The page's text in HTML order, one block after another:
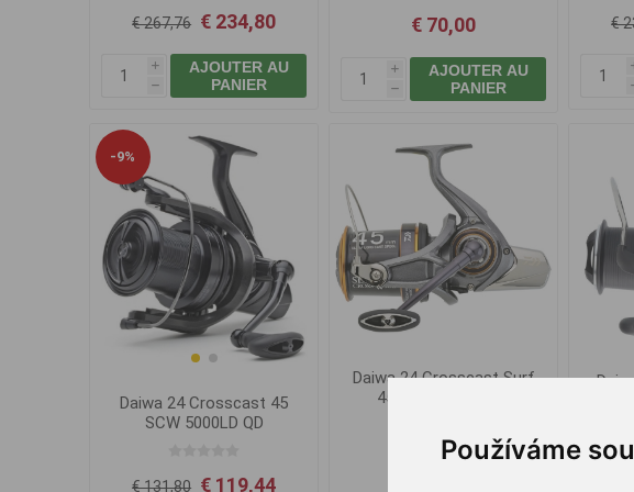
Používáme
€ 267,76 € 234,80
i
h
AJOUTER AU
PANIER
€ 70,00
i
h
AJOUTER AU
PANIER
€
-9%
Daiwa 24 Crosscast 45
SCW 5000LD QD
€ 131,80 € 119,44
Daiwa 24 Crosscast Surf
45 SCW 5000C QD
€ 131,80 A